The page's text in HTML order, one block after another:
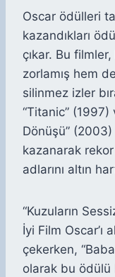
Oscar ödülleri
kazandıkları
çıkar. Bu filmler,
zorlamış hem
silinmez izler
“Titanic” (1997)
Dönüşü” (2003)
kazanarak
adlarını altın
“Kuzuların
İyi Film
çekerken,
olarak bu ödülü